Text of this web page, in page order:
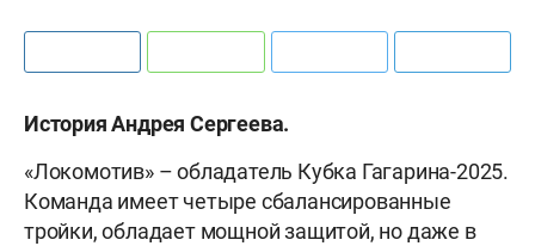
История Андрея Сергеева.
«Локомотив» – обладатель Кубка Гагарина-2025.
Команда имеет четыре сбалансированные
тройки, обладает мощной защитой, но даже в